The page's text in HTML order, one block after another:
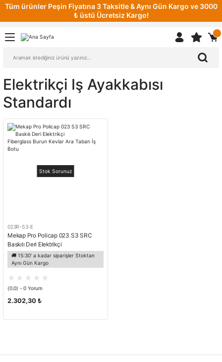
Tüm ürünler Peşin Fiyatına 3 Taksitle & Aynı Gün Kargo ve 3000
₺ üstü Ücretsiz Kargo!
Elektrikçi Iş Ayakkabısı
Standardı
Stok Sorunuz
023R-S3-E
Mekap Pro Policap 023 S3 SRC
Baskılı Deri Elektrikçi
Fiberglass Burun Kevlar Ara Taban
İş Botu
🚚 15:30' a kadar siparişler Stoktan
Aynı Gün Kargo
(0.0) - 0 Yorum
2.302,30 ₺